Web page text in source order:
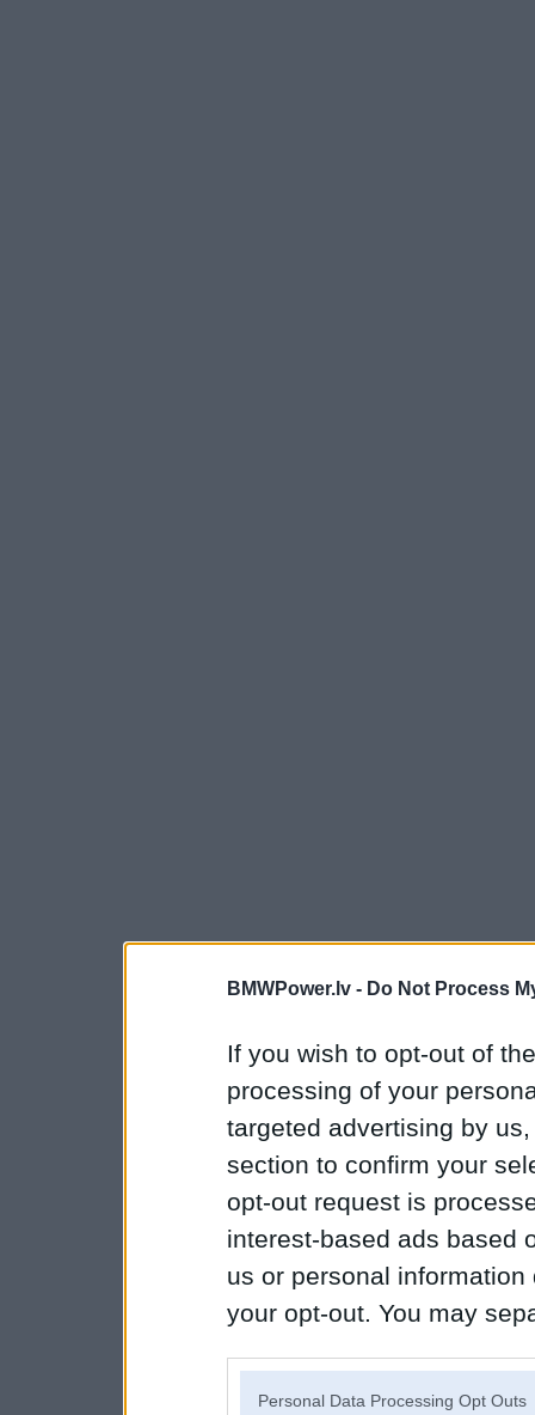
BMWPower.lv - Do Not Process
If you wish to opt-out of
processing of your
targeted advertising by
section to confirm your
opt-out request is
interest-based ads based
us or personal
your opt-out. You may
Personal Data Processing Opt Outs